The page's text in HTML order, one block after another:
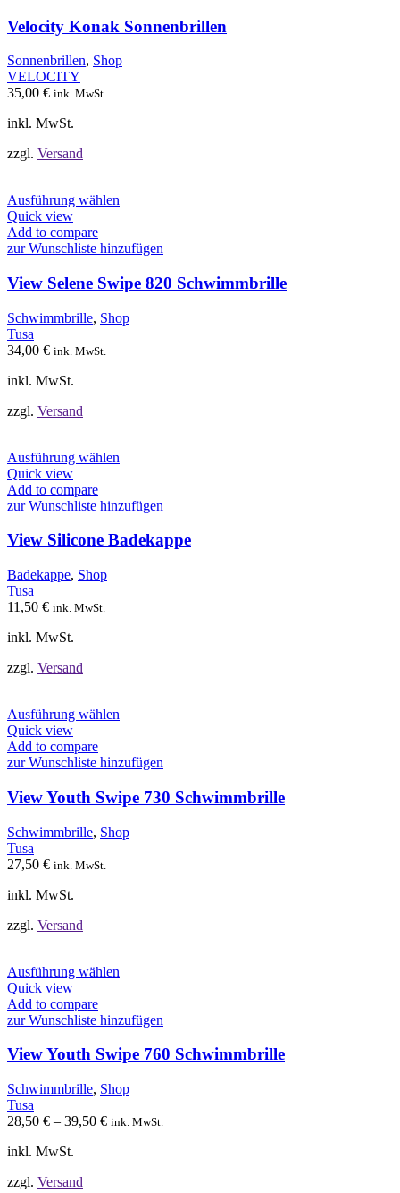
auf.
Die
Optionen
können
Velocity Konak Sonnenbrillen
Sonnenbrillen, Shop
VELOCITY
35,00 € ink. MwSt.
inkl. MwSt.
zzgl. Versand
Ausführung wählen
mehrere
auf.
Die
können
Quick view
Add to compare
zur Wunschliste hinzufügen
View Selene Swipe 820 Schwimmbrille
Schwimmbrille, Shop
Tusa
34,00 € ink. MwSt.
inkl. MwSt.
zzgl. Versand
Ausführung wählen
mehrere
auf.
Quick view
Add to compare
zur Wunschliste hinzufügen
View Silicone Badekappe
Badekappe, Shop
Tusa
11,50 € ink. MwSt.
inkl. MwSt.
zzgl. Versand
Ausführung wählen
mehrere
auf.
Die
können
Quick view
Add to compare
zur Wunschliste hinzufügen
View Youth Swipe 730 Schwimmbrille
Schwimmbrille, Shop
Tusa
27,50 € ink. MwSt.
inkl. MwSt.
zzgl. Versand
Ausführung wählen
mehrere
auf.
Die
Optionen
können
auf
Quick view
Add to compare
zur Wunschliste hinzufügen
View Youth Swipe 760 Schwimmbrille
Schwimmbrille, Shop
Tusa
28,50 € – 39,50 € ink. MwSt.
inkl. MwSt.
zzgl. Versand